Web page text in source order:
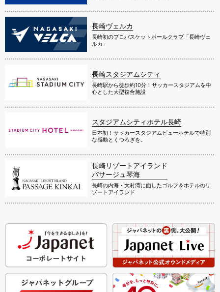
長崎ヴェルカ
長崎初のプロバスケットボールクラブ「長崎ヴェ
ルカ」
長崎スタジアムシティ
長崎駅から徒歩約10分！サッカースタジアムを中
心とした大型複合施設
スタジアムシティホテル長崎
日本初！サッカースタジアムビューホテルで特別
な感動とくつろぎを。
長崎リゾートアイランド
パサージュ琴海
長崎の内海・大村湾に面したゴルフ＆ホテルのリ
ゾートアイランド